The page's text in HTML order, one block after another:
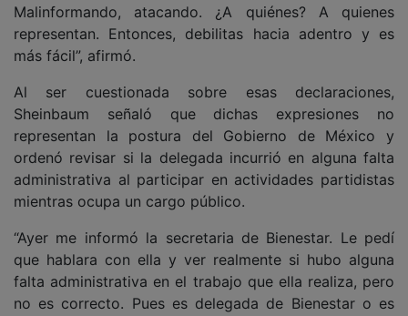
Malinformando, atacando. ¿A quiénes? A quienes
representan. Entonces, debilitas hacia adentro y es
más fácil”, afirmó.
Al ser cuestionada sobre esas declaraciones,
Sheinbaum señaló que dichas expresiones no
representan la postura del Gobierno de México y
ordenó revisar si la delegada incurrió en alguna falta
administrativa al participar en actividades partidistas
mientras ocupa un cargo público.
“Ayer me informó la secretaria de Bienestar. Le pedí
que hablara con ella y ver realmente si hubo alguna
falta administrativa en el trabajo que ella realiza, pero
no es correcto. Pues es delegada de Bienestar o es